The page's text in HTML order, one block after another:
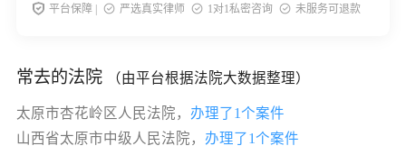
平台保障 | 严选真实律师 1对1私密咨询 未服务可退款
常去的法院 （由平台根据法院大数据整理）
太原市杏花岭区人民法院， 办理了1个案件
山西省太原市中级人民法院， 办理了1个案件